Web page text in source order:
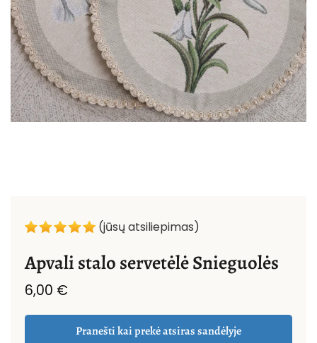
(jūsų atsiliepimas)
Apvali stalo servetėlė Snieguolės
6,00 €
Pranešti kai prekė atsiras sandėlyje